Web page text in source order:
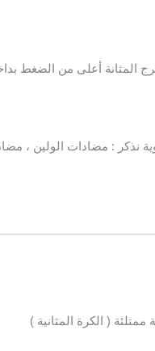
أعلى من الضغط
نذكر : مضادات الولين ،
( الكرة المثانية )